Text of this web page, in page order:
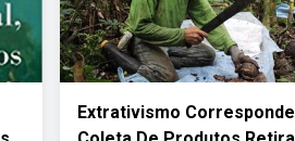
Extrativismo